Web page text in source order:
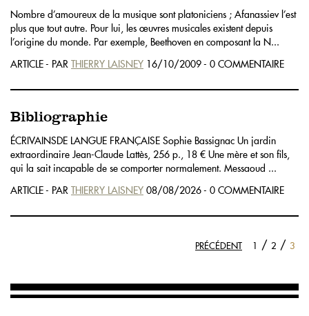
Nombre d’amoureux de la musique sont platoniciens ; Afanassiev l’est
plus que tout autre. Pour lui, les œuvres musicales existent depuis
l’origine du monde. Par exemple, Beethoven en composant la N...
ARTICLE - PAR THIERRY LAISNEY 16/10/2009 - 0 COMMENTAIRE
Bibliographie
ÉCRIVAINSDE LANGUE FRANÇAISE Sophie Bassignac Un jardin
extraordinaire Jean-Claude Lattès, 256 p., 18 € Une mère et son fils,
qui la sait incapable de se comporter normalement. Messaoud ...
ARTICLE - PAR THIERRY LAISNEY 08/08/2026 - 0 COMMENTAIRE
PRÉCÉDENT 1 / 2 / 3